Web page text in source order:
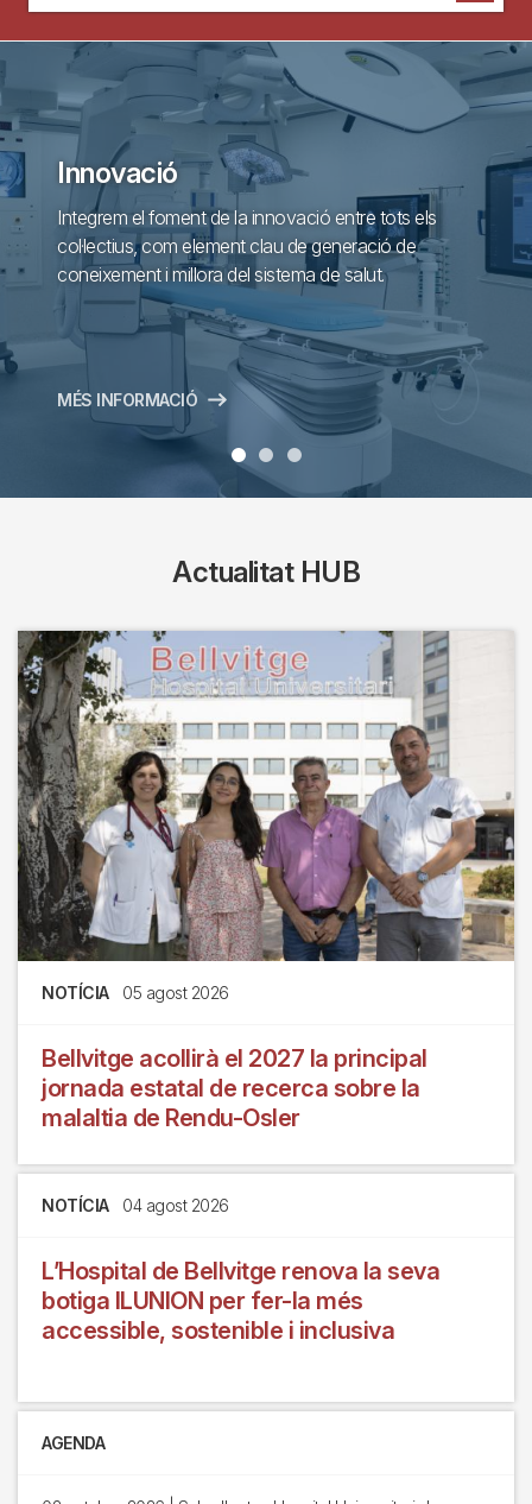
Innovació
Integrem el foment de la innovació entre tots els
col·lectius, com element clau de generació de
coneixement i millora del sistema de salut.
MÉS INFORMACIÓ
Actualitat HUB
NOTÍCIA 05 agost 2026
Bellvitge acollirà el 2027 la principal
jornada estatal de recerca sobre la
malaltia de Rendu-Osler
NOTÍCIA 04 agost 2026
L’Hospital de Bellvitge renova la seva
botiga ILUNION per fer-la més
accessible, sostenible i inclusiva
AGENDA